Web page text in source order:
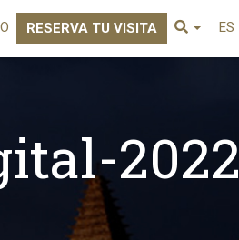
RESERVA TU VISITA ES
2022